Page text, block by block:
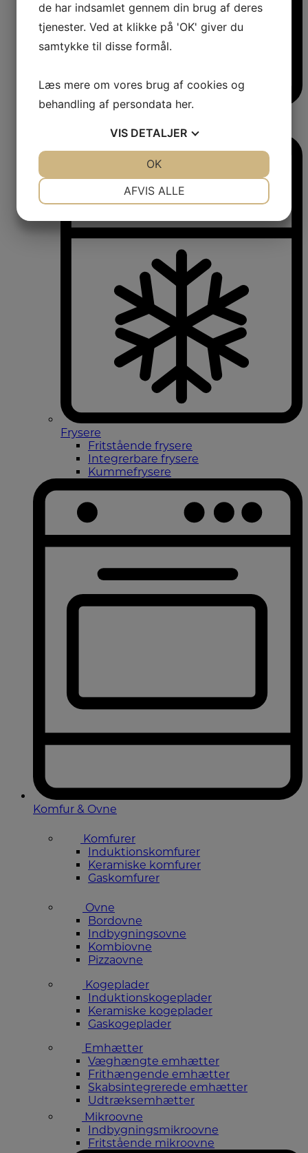
Vinkøleskabe
Vinkøleskabe
Frysere
Fritstående frysere
Integrerbare frysere
Kummefrysere
Komfur & Ovne
Komfurer
Induktionskomfurer
Keramiske komfurer
Gaskomfurer
Ovne
Bordovne
Indbygningsovne
Kombiovne
Pizzaovne
Kogeplader
Induktionskogeplader
Keramiske kogeplader
Gaskogeplader
Emhætter
Væghængte emhætter
Frithængende emhætter
Skabsintegrerede emhætter
Udtræksemhætter
Mikroovne
Indbygningsmikroovne
Fritstående mikroovne
de har indsamlet gennem din brug af deres
tjenester. Ved at klikke på 'OK' giver du
samtykke til disse formål.
Læs mere om vores brug af cookies og
behandling af persondata her.
VIS DETALJER
AFVIS ALLE
OK